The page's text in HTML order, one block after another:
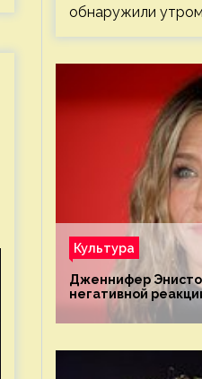
обнаружили утром
Культура
Дженнифер
негативной